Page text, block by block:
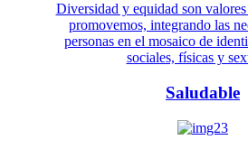
Diversidad y equidad son
promovemos, integrando las
personas en el mosaico de
sociales, físicas y
Saludable